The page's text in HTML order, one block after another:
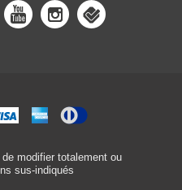
modifier totalement ou
sus-indiqués